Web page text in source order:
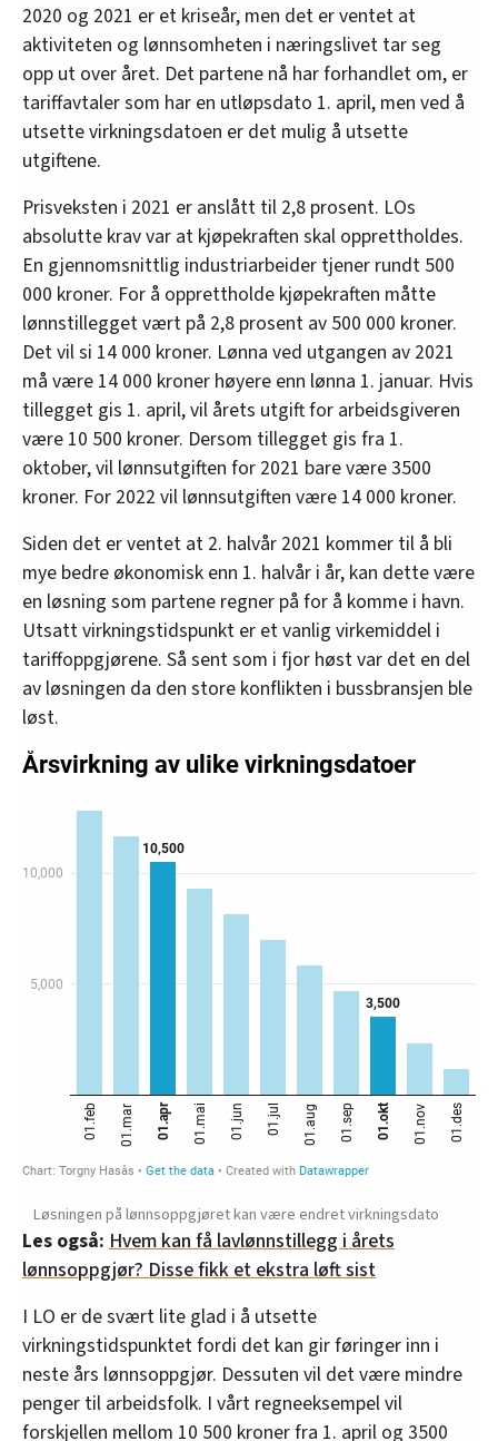
2020 og 2021 er et kriseår, men det er ventet at
aktiviteten og lønnsomheten i næringslivet tar seg
opp ut over året. Det partene nå har forhandlet om, er
tariffavtaler som har en utløpsdato 1. april, men ved å
utsette virkningsdatoen er det mulig å utsette
utgiftene.
Prisveksten i 2021 er anslått til 2,8 prosent. LOs
absolutte krav var at kjøpekraften skal opprettholdes.
En gjennomsnittlig industriarbeider tjener rundt 500
000 kroner. For å opprettholde kjøpekraften måtte
lønnstillegget vært på 2,8 prosent av 500 000 kroner.
Det vil si 14 000 kroner. Lønna ved utgangen av 2021
må være 14 000 kroner høyere enn lønna 1. januar. Hvis
tillegget gis 1. april, vil årets utgift for arbeidsgiveren
være 10 500 kroner. Dersom tillegget gis fra 1.
oktober, vil lønnsutgiften for 2021 bare være 3500
kroner. For 2022 vil lønnsutgiften være 14 000 kroner.
Siden det er ventet at 2. halvår 2021 kommer til å bli
mye bedre økonomisk enn 1. halvår i år, kan dette være
en løsning som partene regner på for å komme i havn.
Utsatt virkningstidspunkt er et vanlig virkemiddel i
tariffoppgjørene. Så sent som i fjor høst var det en del
av løsningen da den store konflikten i bussbransjen ble
løst.
Løsningen på lønnsoppgjøret kan være endret virkningsdato
Les også: Hvem kan få lavlønnstillegg i årets
lønnsoppgjør? Disse fikk et ekstra løft sist
I LO er de svært lite glad i å utsette
virkningstidspunktet fordi det kan gir føringer inn i
neste års lønnsoppgjør. Dessuten vil det være mindre
penger til arbeidsfolk. I vårt regneeksempel vil
forskjellen mellom 10 500 kroner fra 1. april og 3500